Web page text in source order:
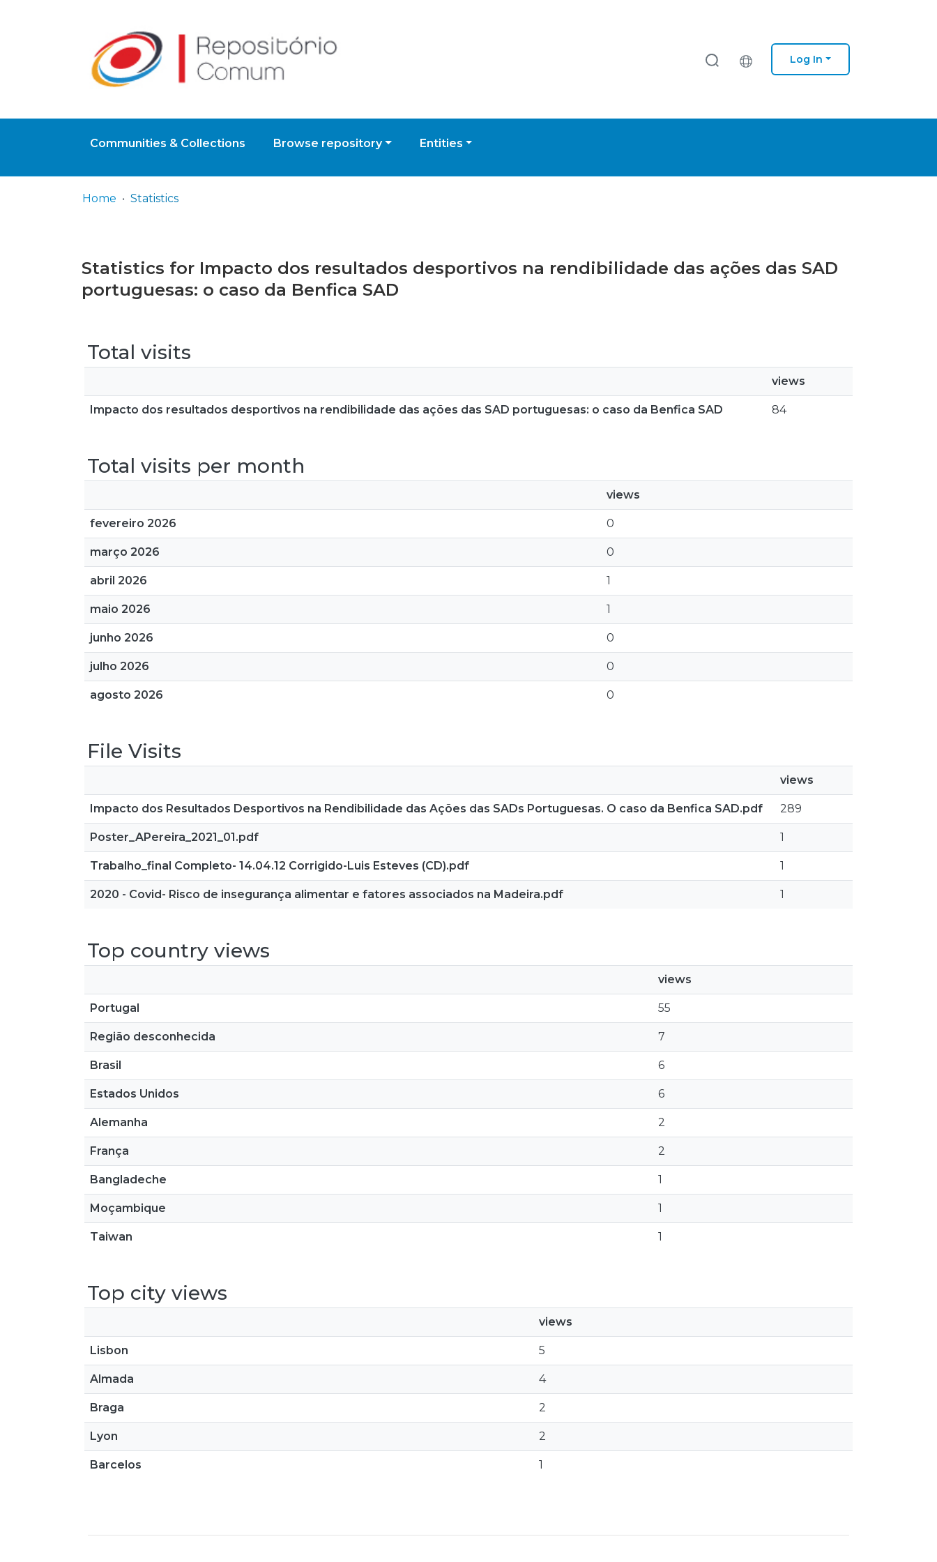
Log In
Communities & Collections Browse repository Entities
Home Statistics
Statistics for Impacto dos resultados desportivos na rendibilidade das ações das SAD
portuguesas: o caso da Benfica SAD
Total visits
views
Impacto dos resultados desportivos na rendibilidade das ações das SAD portuguesas: o caso da Benfica SAD 84
Total visits per month
views
fevereiro 2026 0
março 2026 0
abril 2026 1
maio 2026 1
junho 2026 0
julho 2026 0
agosto 2026 0
File Visits
views
Impacto dos Resultados Desportivos na Rendibilidade das Ações das SADs Portuguesas. O caso da Benfica SAD.pdf 289
Poster_APereira_2021_01.pdf 1
Trabalho_final Completo- 14.04.12 Corrigido-Luis Esteves (CD).pdf 1
2020 - Covid- Risco de insegurança alimentar e fatores associados na Madeira.pdf 1
Top country views
views
Portugal 55
Região desconhecida 7
Brasil 6
Estados Unidos 6
Alemanha 2
França 2
Bangladeche 1
Moçambique 1
Taiwan 1
Top city views
views
Lisbon 5
Almada 4
Braga 2
Lyon 2
Barcelos 1